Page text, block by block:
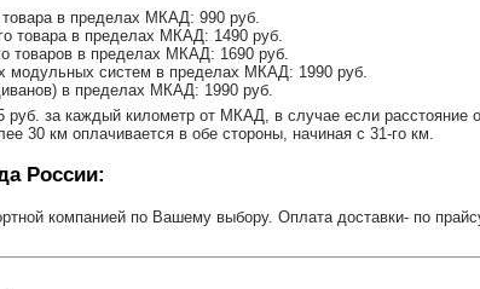
товара в пределах МКАД: 990 руб.
товара в пределах МКАД: 1490 руб.
товаров в пределах МКАД: 1690 руб.
модульных систем в пределах МКАД: 1990 руб.
в пределах МКАД: 1990 руб.
за каждый километр от МКАД, в случае если расстояние
30 км оплачивается в обе стороны, начиная с 31-го км.
России:
компанией по Вашему выбору. Оплата доставки- по